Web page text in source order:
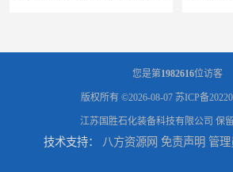
您是第1982616位访客
版权所有 ©2026-08-07 苏ICP备
江苏国胜石化装备科技有限公司 保
技术支持： 八方资源网 免责声明 管理